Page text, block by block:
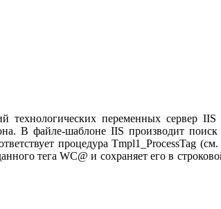
переменных сервер
В файле-шаблоне IIS производит
процедура Tmpl1_ProcessTag
тега WC@ и сохраняет его в